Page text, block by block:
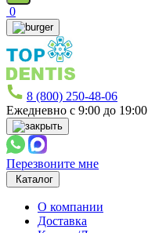
0
8 (800) 250-48-06
Ежедневно с 9:00 до 19:00
Перезвоните мне
Каталог
О компании
Доставка